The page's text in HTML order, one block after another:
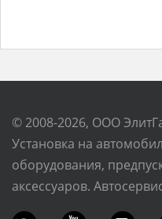
© 2008-2026, ООО
Установка на
оборудования,
аксессуаров.